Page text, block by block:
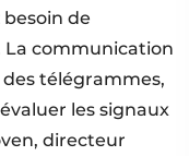
de
La communication
télégrammes,
les signaux
directeur